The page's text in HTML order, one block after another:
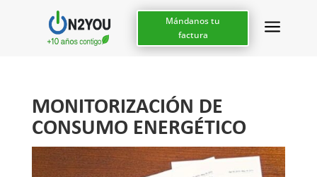
Mándanos tu
factura
a
MONITORIZACIÓN DE
CONSUMO ENERGÉTICO